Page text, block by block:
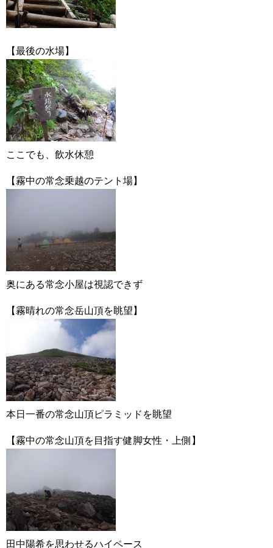
【最後の水場】
ここでも、飲水休憩
【霧中の常念乗越のテント場】
奥にある常念小屋は視認できず
【霧晴れの常念岳山頂を眺望】
本日一番の常念山頂ピラミッドを眺望
【霧中の常念山頂を目指す健脚女性・上側】
田中陽希を思わせるハイペース